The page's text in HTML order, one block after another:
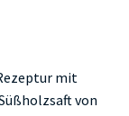
mit
von